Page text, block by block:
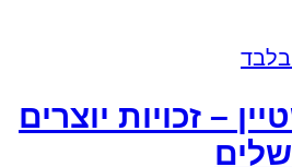
– זכויות יוצרים